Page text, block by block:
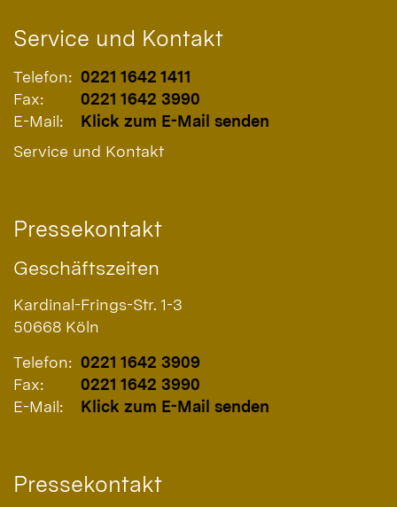
Service und Kontakt
Telefon: 0221 1642 1411
Fax:
0221 1642 3990
E-Mail:
Klick zum E-Mail senden
Service und Kontakt
Pressekontakt
Geschäftszeiten
Kardinal-Frings-Str. 1-3
50668 Köln
Telefon: 0221 1642 3909
Fax:
0221 1642 3990
E-Mail:
Klick zum E-Mail senden
Pressekontakt